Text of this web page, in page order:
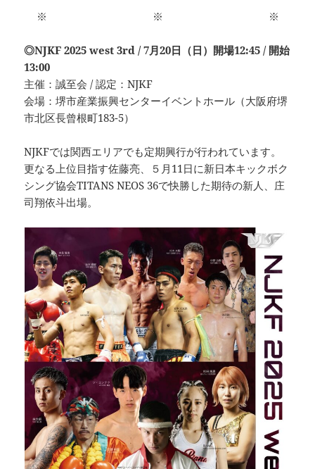
※ ※ ※
◎NJKF 2025 west 3rd / 7月20日（日）開場12:45 / 開始
13:00
主催：誠至会 / 認定：NJKF
会場：堺市産業振興センターイベントホール（大阪府堺
市北区長曾根町183-5）
NJKFでは関西エリアでも定期興行が行われています。
更なる上位目指す佐藤亮、５月11日に新日本キックボク
シング協会TITANS NEOS 36で快勝した期待の新人、庄
司翔依斗出場。